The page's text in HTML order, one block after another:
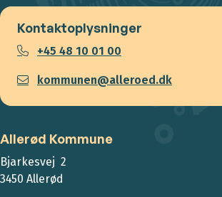
Kontaktoplysninger
+45 48 10 01 00
kommunen@alleroed.dk
Allerød Kommune
Bjarkesvej 2
3450 Allerød